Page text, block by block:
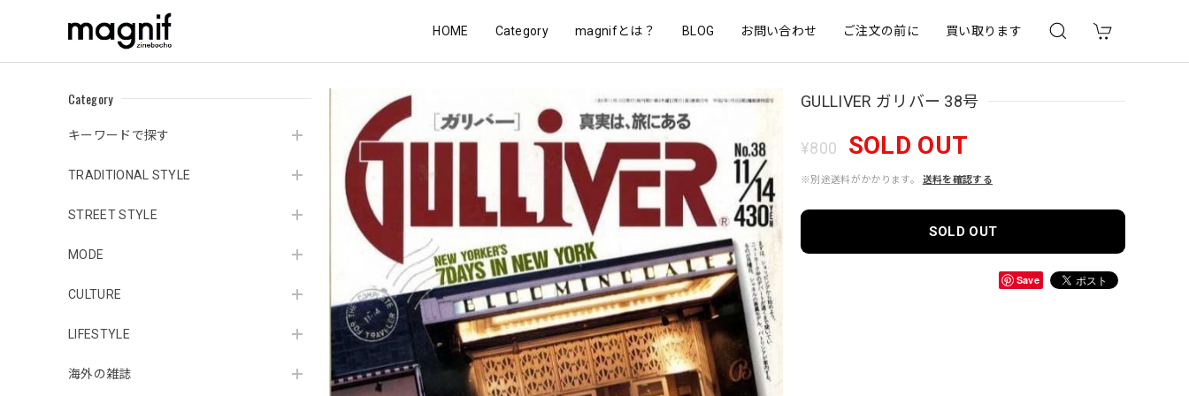
HOME Category magnifとは？ BLOG お問い合わせ ご注文の前に 買い取ります
Category
キーワードで探す
TRADITIONAL STYLE
STREET STYLE
MODE
CULTURE
LIFESTYLE
海外の雑誌
GULLIVER ガリバー 38号
¥800 SOLD OUT
※別途送料がかかります。 送料を確認する
SOLD OUT
Save